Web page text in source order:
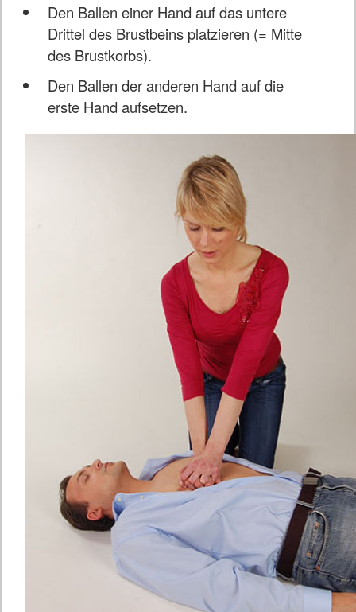
Den Ballen einer Hand auf das untere
Drittel des Brustbeins platzieren (= Mitte
des Brustkorbs).
Den Ballen der anderen Hand auf die
erste Hand aufsetzen.